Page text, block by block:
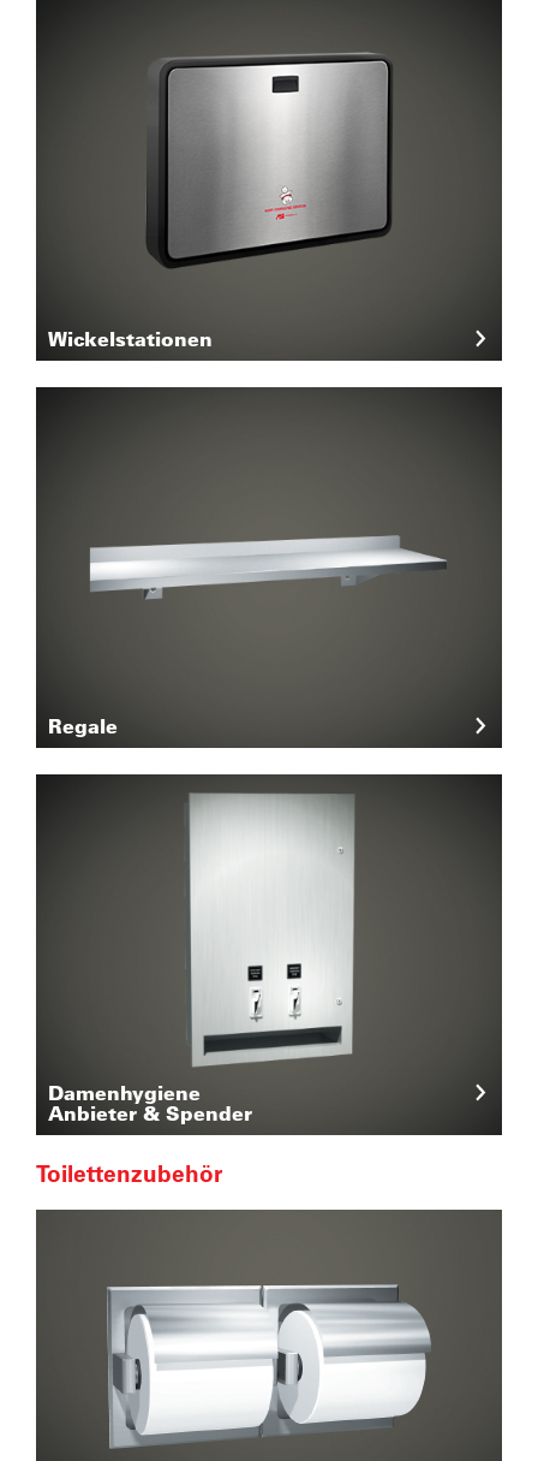
Wickelstationen
Regale
Damenhygiene
Anbieter & Spender
Toilettenzubehör